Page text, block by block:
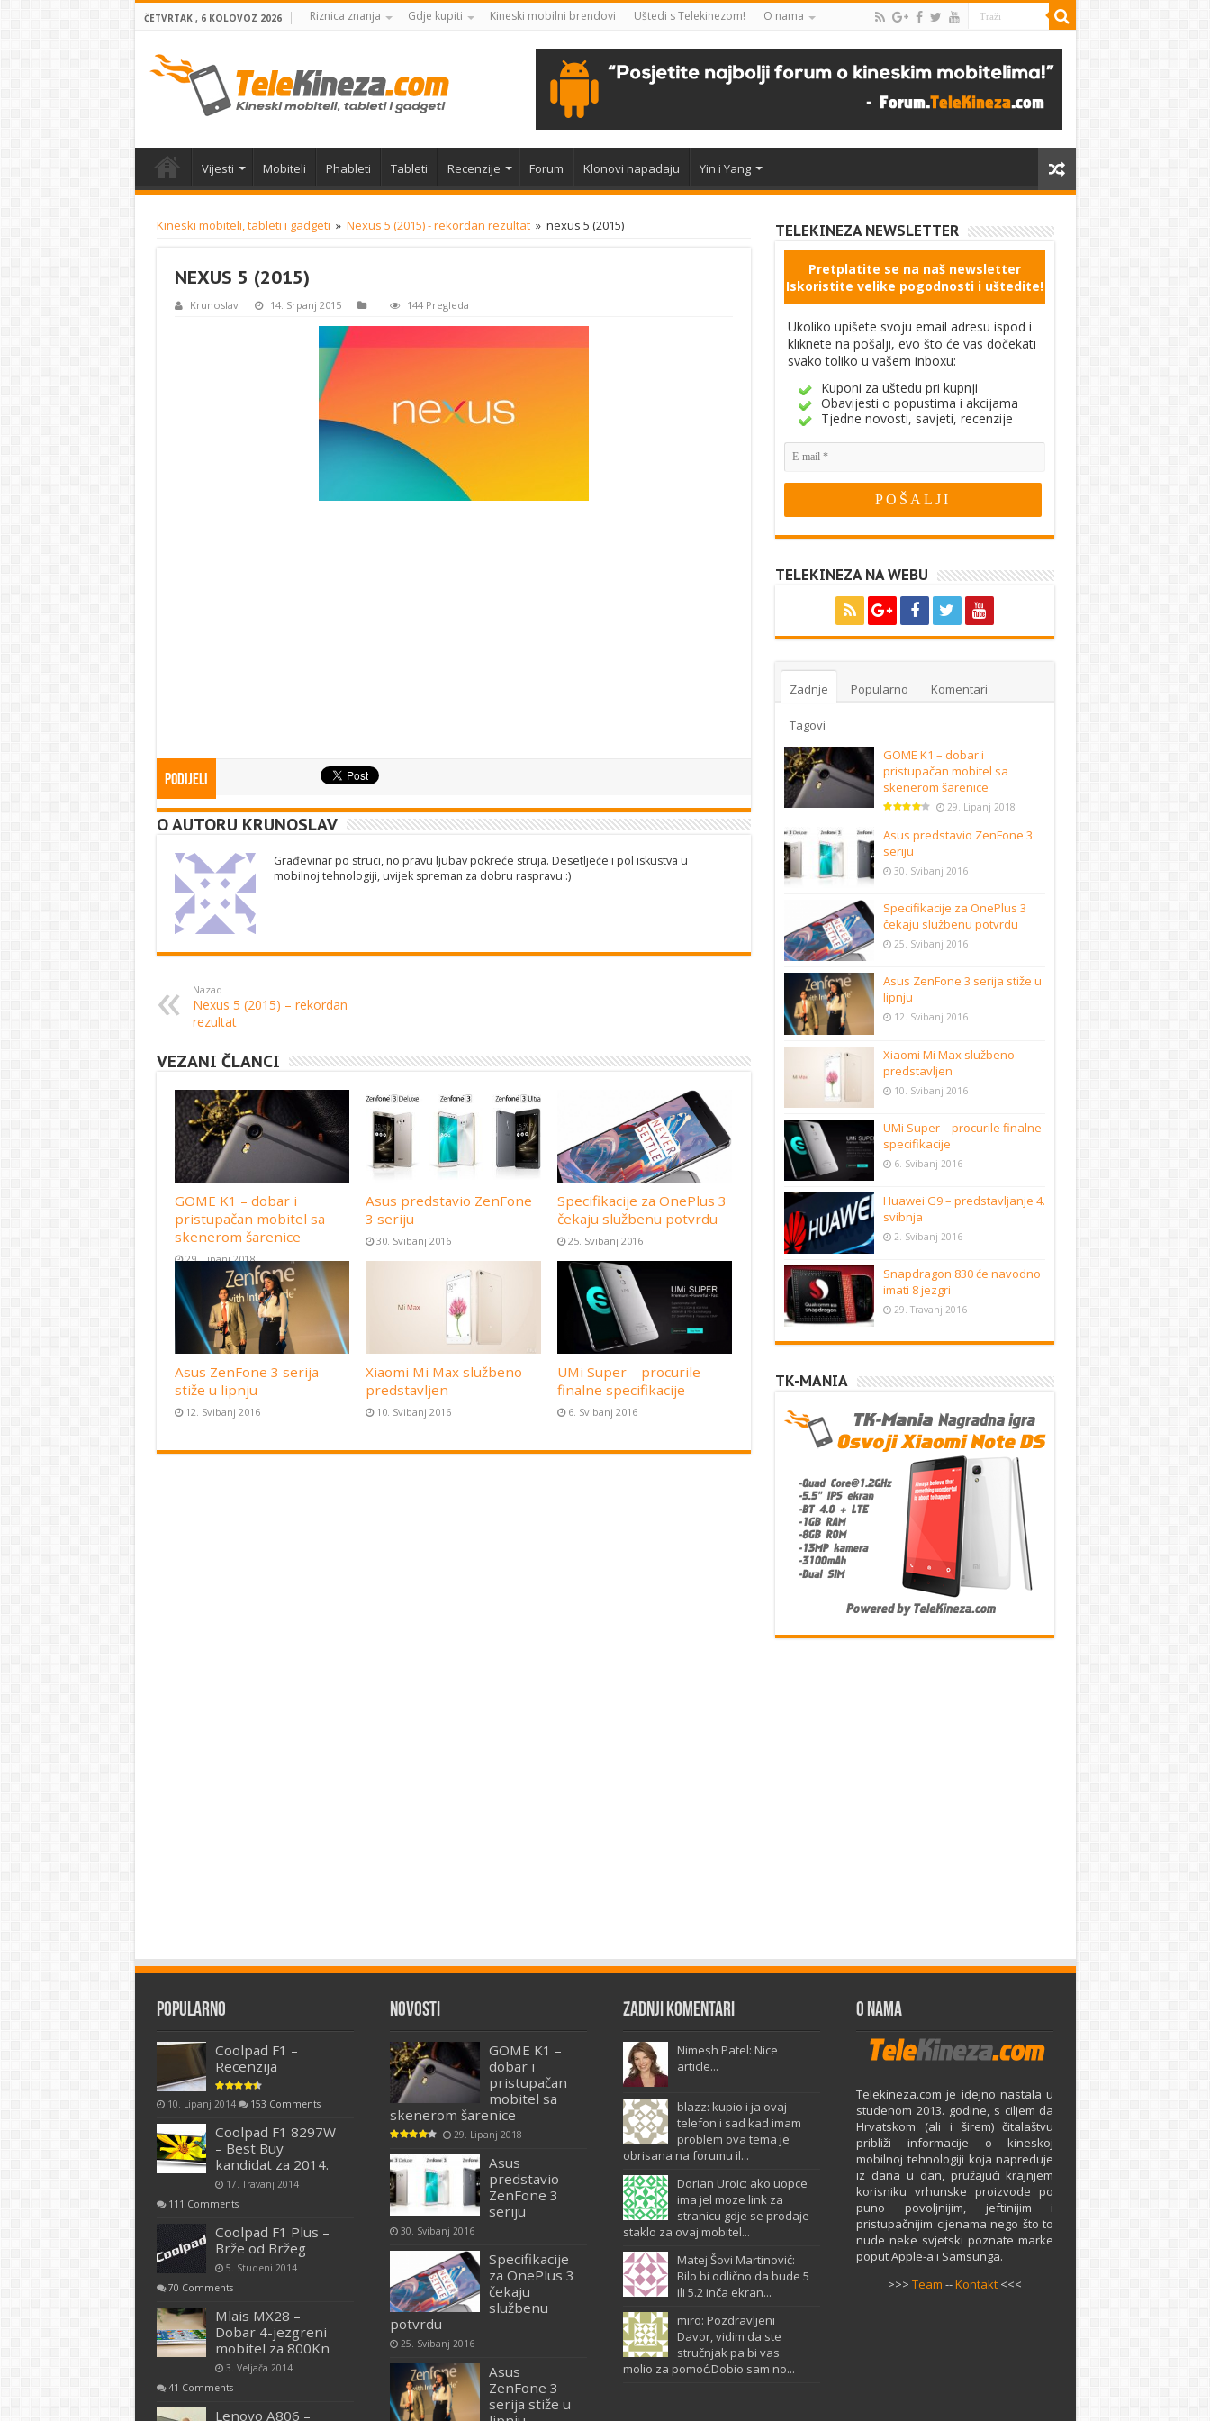
ČETVRTAK , 6 KOLOVOZ 2026 Riznica znanja Gdje kupiti Kineski mobilni brendovi Uštedi s Telekinezom! O nama
Vijesti Mobiteli Phableti Tableti Recenzije Forum Klonovi napadaju Yin i Yang
Kineski mobiteli, tableti i gadgeti » Nexus 5 (2015) - rekordan rezultat » nexus 5 (2015)
NEXUS 5 (2015)
Krunoslav 14. Srpanj 2015 144 Pregleda
Podijeli
O AUTORU KRUNOSLAV
Građevinar po struci, no pravu ljubav pokreće struja. Desetljeće i pol iskustva u
mobilnoj tehnologiji, uvijek spreman za dobru raspravu :)
Nazad
Nexus 5 (2015) – rekordan
rezultat
VEZANI ČLANCI
GOME K1 – dobar i
pristupačan mobitel sa
skenerom šarenice
29. Lipanj 2018
Asus predstavio ZenFone
3 seriju
30. Svibanj 2016
Specifikacije za OnePlus 3
čekaju službenu potvrdu
25. Svibanj 2016
Asus ZenFone 3 serija
stiže u lipnju
12. Svibanj 2016
Xiaomi Mi Max službeno
predstavljen
10. Svibanj 2016
UMi Super – procurile
finalne specifikacije
6. Svibanj 2016
TELEKINEZA NEWSLETTER
Pretplatite se na naš newsletter
Iskoristite velike pogodnosti i uštedite!
Ukoliko upišete svoju email adresu ispod i
kliknete na pošalji, evo što će vas dočekati
svako toliko u vašem inboxu:
Kuponi za uštedu pri kupnji
Obavijesti o popustima i akcijama
Tjedne novosti, savjeti, recenzije
TELEKINEZA NA WEBU
Zadnje Popularno Komentari
Tagovi
GOME K1 – dobar i
pristupačan mobitel sa
skenerom šarenice
29. Lipanj 2018
Asus predstavio ZenFone 3
seriju
30. Svibanj 2016
Specifikacije za OnePlus 3
čekaju službenu potvrdu
25. Svibanj 2016
Asus ZenFone 3 serija stiže u
lipnju
12. Svibanj 2016
Xiaomi Mi Max službeno
predstavljen
10. Svibanj 2016
UMi Super – procurile finalne
specifikacije
6. Svibanj 2016
Huawei G9 – predstavljanje 4.
svibnja
2. Svibanj 2016
Snapdragon 830 će navodno
imati 8 jezgri
29. Travanj 2016
TK-MANIA
Popularno
Coolpad F1 –
Recenzija
10. Lipanj 2014 153 Comments
Coolpad F1 8297W
– Best Buy
kandidat za 2014.
17. Travanj 2014
111 Comments
Coolpad F1 Plus –
Brže od Bržeg
5. Studeni 2014
70 Comments
Mlais MX28 –
Dobar 4-jezgreni
mobitel za 800Kn
3. Veljača 2014
41 Comments
Lenovo A806 –
Novosti
GOME K1 –
dobar i
pristupačan
mobitel sa
skenerom šarenice
29. Lipanj 2018
Asus
predstavio
ZenFone 3
seriju
30. Svibanj 2016
Specifikacije
za OnePlus 3
čekaju
službenu
potvrdu
25. Svibanj 2016
Asus
ZenFone 3
serija stiže u
Zadnji komentari
Nimesh Patel: Nice
article...
blazz: kupio i ja ovaj
telefon i sad kad imam
problem ova tema je
obrisana na forumu il...
Dorian Uroic: ako uopce
ima jel moze link za
stranicu gdje se prodaje
staklo za ovaj mobitel...
Matej Šovi Martinović:
Bilo bi odlično da bude 5
ili 5.2 inča ekran...
miro: Pozdravljeni
Davor, vidim da ste
stručnjak pa bi vas
molio za pomoć.Dobio sam no...
O Nama
Telekineza.com je idejno nastala u
studenom 2013. godine, s ciljem da
Hrvatskom (ali i širem) čitalaštvu
približi informacije o kineskoj
mobilnoj tehnologiji koja napreduje
iz dana u dan, pružajući krajnjem
korisniku vrhunske proizvode po
puno povoljnijim, jeftinijim i
pristupačnijim cijenama nego što to
nude neke svjetski poznate marke
poput Apple-a i Samsunga.
>>>Team --Kontakt <<<